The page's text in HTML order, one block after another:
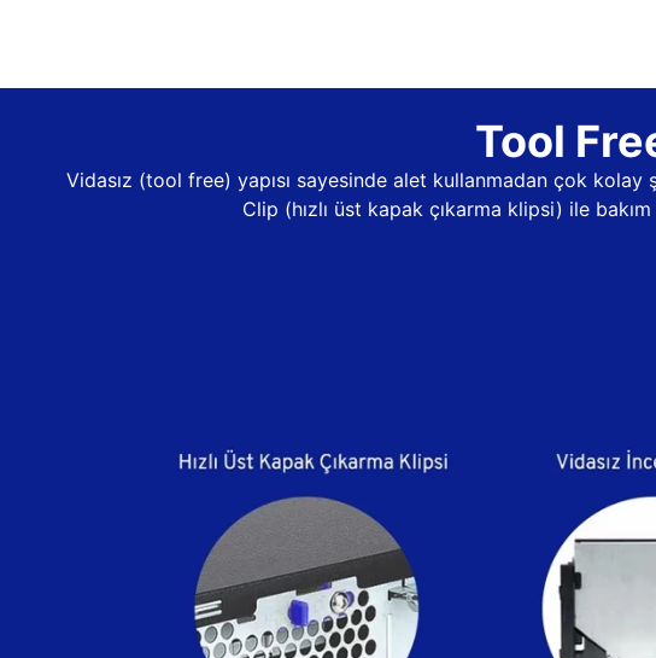
Tool
Vidasız (tool free) yapısı sayesinde alet kullanmadan çok
Clip (hızlı üst kapak çıkarma klipsi) ile